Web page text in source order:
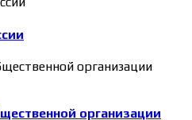
организации